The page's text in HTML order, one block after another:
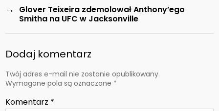
→
Glover Teixeira zdemolował Anthony’ego
Smitha na UFC w Jacksonville
Dodaj komentarz
Twój adres e-mail nie zostanie opublikowany.
Wymagane pola są oznaczone *
Komentarz *